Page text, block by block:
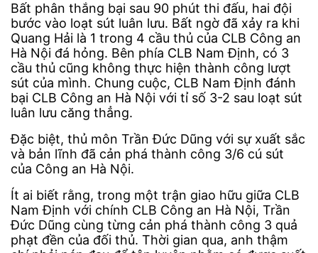
Bất phân thắng bại sau 90 phút thi đấu, hai đội
bước vào loạt sút luân lưu. Bất ngờ đã xảy ra khi
Quang Hải là 1 trong 4 cầu thủ của CLB Công an
Hà Nội đá hỏng. Bên phía CLB Nam Định, có 3
cầu thủ cũng không thực hiện thành công lượt
sút của mình. Chung cuộc, CLB Nam Định đánh
bại CLB Công an Hà Nội với tỉ số 3-2 sau loạt sút
luân lưu căng thẳng.
Đặc biệt, thủ môn Trần Đức Dũng với sự xuất sắc
và bản lĩnh đã cản phá thành công 3/6 cú sút
của Công an Hà Nội.
Ít ai biết rằng, trong một trận giao hữu giữa CLB
Nam Định với chính CLB Công an Hà Nội, Trần
Đức Dũng cùng từng cản phá thành công 3 quả
phạt đền của đối thủ. Thời gian qua, anh thậm